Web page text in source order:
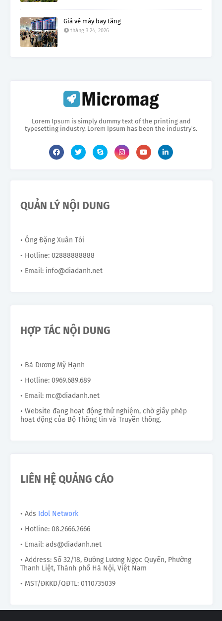
Giá vé máy bay tăng
tháng 3 24, 2026
Lorem Ipsum is simply dummy text of the printing and
typesetting industry. Lorem Ipsum has been the industry's.
QUẢN LÝ NỘI DUNG
• Ông Đặng Xuân Tới
• Hotline: 02888888888
• Email: info@diadanh.net
HỢP TÁC NỘI DUNG
• Bà Dương Mỹ Hạnh
• Hotline: 0969.689.689
• Email: mc@diadanh.net
• Website đang hoạt động thử nghiệm, chờ giấy phép
hoạt động của Bộ Thông tin và Truyền thông.
LIÊN HỆ QUẢNG CÁO
• Ads Idol Network
• Hotline: 08.2666.2666
• Email: ads@diadanh.net
• Address: Số 32/18, Đường Lương Ngọc Quyến, Phường
Thanh Liệt, Thành phố Hà Nội, Việt Nam
• MST/ĐKKD/QĐTL: 0110735039